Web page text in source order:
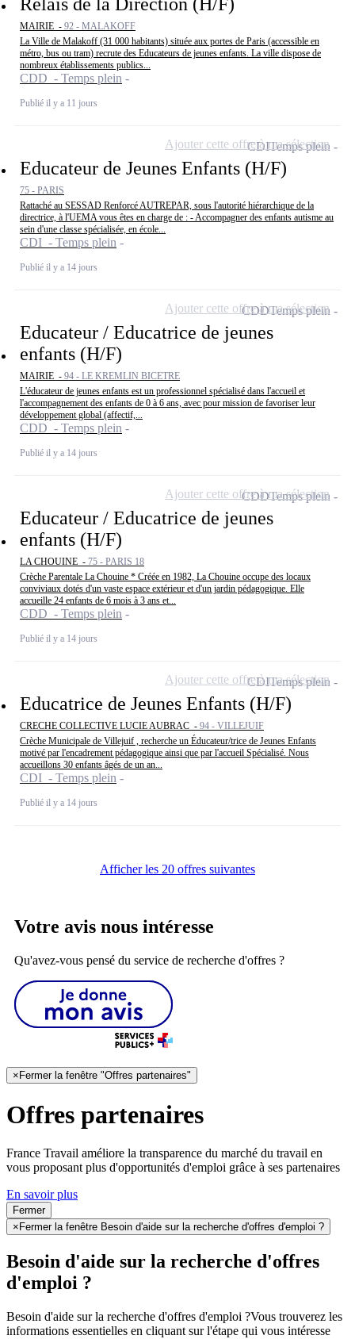
MAIRIE - 92 - MALAKOFF
La Ville de Malakoff (31 000 habitants) située aux portes de Paris (accessible en
métro, bus ou tram) recrute des Educateurs de jeunes enfants. La ville dispose de
nombreux établissements publics...
CDD - Temps plein
Publié il y a 11 jours
Educateur de Jeunes Enfants (H/F)
75 - PARIS
Rattaché au SESSAD Renforcé AUTREPAR, sous l'autorité hiérarchique de la
directrice, à l'UEMA vous êtes en charge de : - Accompagner des enfants autisme au
sein d'une classe spécialisée, en école...
CDI - Temps plein
Publié il y a 14 jours
CDITemps plein
Ajouter cette offre à ma sélection
Educateur / Educatrice de jeunes
enfants (H/F)
MAIRIE - 94 - LE KREMLIN BICETRE
L'éducateur de jeunes enfants est un professionnel spécialisé dans l'accueil et
l'accompagnement des enfants de 0 à 6 ans, avec pour mission de favoriser leur
développement global (affectif,...
CDD - Temps plein
Publié il y a 14 jours
CDDTemps plein
Ajouter cette offre à ma sélection
Educateur / Educatrice de jeunes
enfants (H/F)
LA CHOUINE - 75 - PARIS 18
Crèche Parentale La Chouine * Créée en 1982, La Chouine occupe des locaux
conviviaux dotés d'un vaste espace extérieur et d'un jardin pédagogique. Elle
accueille 24 enfants de 6 mois à 3 ans et...
CDD - Temps plein
Publié il y a 14 jours
CDDTemps plein
Ajouter cette offre à ma sélection
Educatrice de Jeunes Enfants (H/F)
CRECHE COLLECTIVE LUCIE AUBRAC - 94 - VILLEJUIF
Crèche Municipale de Villejuif , recherche un Éducateur/trice de Jeunes Enfants
motivé par l'encadrement pédagogique ainsi que par l'accueil Spécialisé. Nous
accueillons 30 enfants âgés de un an...
CDI - Temps plein
Publié il y a 14 jours
CDITemps plein
Ajouter cette offre à ma sélection
Afficher les 20 offres suivantes
Votre avis nous intéresse
Qu'avez-vous pensé du service de recherche d'offres ?
×Fermer la fenêtre "Offres partenaires"
Offres partenaires
France Travail améliore la transparence du marché du travail en
vous proposant plus d'opportunités d'emploi grâce à ses partenaires
En savoir plus
Fermer
× Fermer la fenêtre Besoin d'aide sur la recherche d'offres d'emploi ?
Besoin d'aide sur la recherche d'offres
d'emploi ?
Besoin d'aide sur la recherche d'offres d'emploi ?Vous trouverez les
informations essentielles en cliquant sur l'étape qui vous intéresse